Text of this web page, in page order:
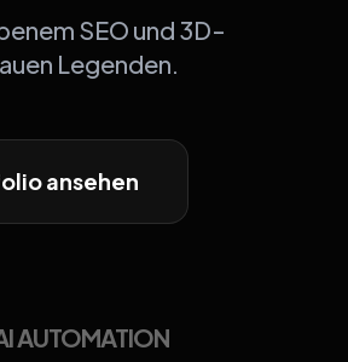
SEO und 3D-
Legenden.
ansehen
AUTOMATION